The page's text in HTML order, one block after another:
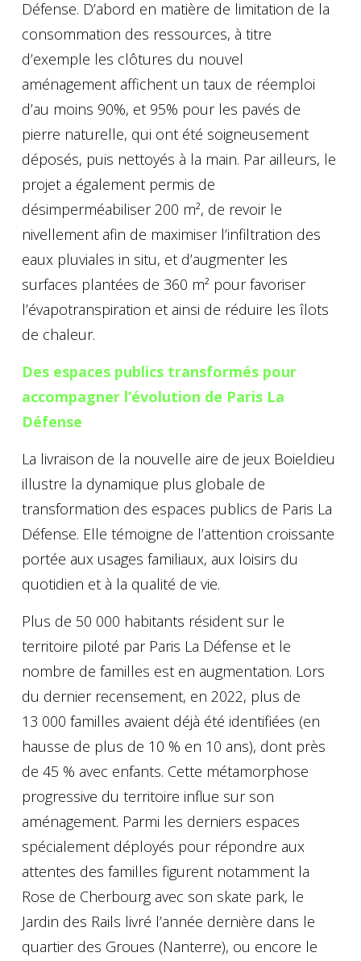
Défense. D’abord en matière de limitation de la
consommation des ressources, à titre
d’exemple les clôtures du nouvel
aménagement affichent un taux de réemploi
d’au moins 90%, et 95% pour les pavés de
pierre naturelle, qui ont été soigneusement
déposés, puis nettoyés à la main. Par ailleurs, le
projet a également permis de
désimperméabiliser 200 m², de revoir le
nivellement afin de maximiser l’infiltration des
eaux pluviales in situ, et d’augmenter les
surfaces plantées de 360 m² pour favoriser
l’évapotranspiration et ainsi de réduire les îlots
de chaleur.
Des espaces publics transformés pour
accompagner l’évolution de Paris La
Défense
La livraison de la nouvelle aire de jeux Boieldieu
illustre la dynamique plus globale de
transformation des espaces publics de Paris La
Défense. Elle témoigne de l’attention croissante
portée aux usages familiaux, aux loisirs du
quotidien et à la qualité de vie.
Plus de 50 000 habitants résident sur le
territoire piloté par Paris La Défense et le
nombre de familles est en augmentation. Lors
du dernier recensement, en 2022, plus de
13 000 familles avaient déjà été identifiées (en
hausse de plus de 10 % en 10 ans), dont près
de 45 % avec enfants. Cette métamorphose
progressive du territoire influe sur son
aménagement. Parmi les derniers espaces
spécialement déployés pour répondre aux
attentes des familles figurent notamment la
Rose de Cherbourg avec son skate park, le
Jardin des Rails livré l’année dernière dans le
quartier des Groues (Nanterre), ou encore le